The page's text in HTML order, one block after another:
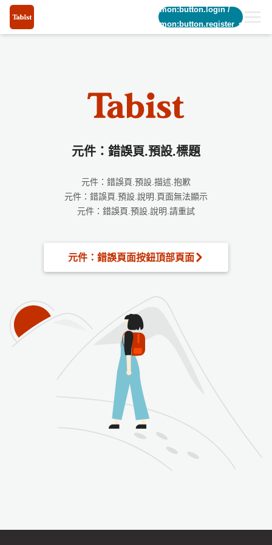
common:button.login/
common:button.register_short
元件：錯誤頁.預設.標題
元件：錯誤頁.預設.描述.抱歉
元件：錯誤頁.預設.說明.頁面無法顯示
元件：錯誤頁.預設.說明.請重試
元件：錯誤頁面按鈕頂部頁面